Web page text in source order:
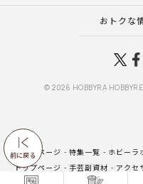
前に戻る
おトクな
© 2026 HOBBYRA
トップページ 特集一覧 ホビーラ
トップページ
手芸副資材 アクセ